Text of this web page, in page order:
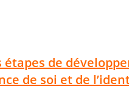
étapes de
de soi et de